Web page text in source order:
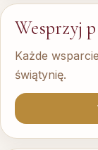
Wesprzyj
Każde
świątynię.